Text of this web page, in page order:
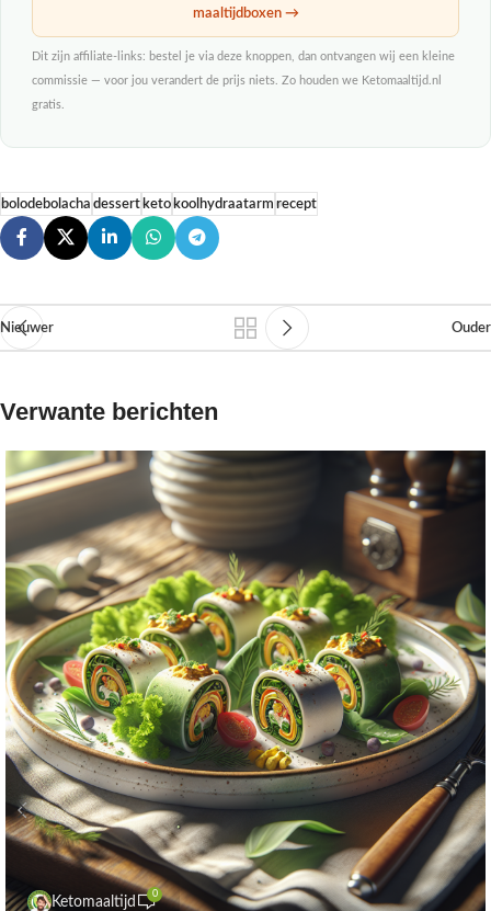
maaltijdboxen →
Dit zijn affiliate-links: bestel je via deze knoppen, dan ontvangen wij een kleine
commissie — voor jou verandert de prijs niets. Zo houden we Ketomaaltijd.nl
gratis.
bolodebolacha dessertketokoolhydraatarm recept
Nieuwer Ouder
Verwante berichten
Ketomaaltijd
0